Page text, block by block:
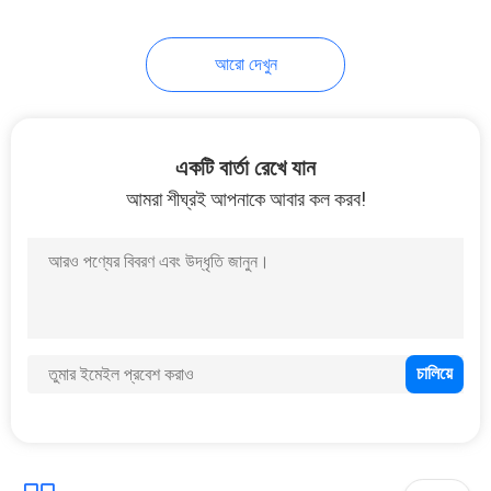
কাঠ ভিত্তিক সক্রিয় কার্বন
আরো দেখুন
একটি বার্তা রেখে যান
আমরা শীঘ্রই আপনাকে আবার কল করব!